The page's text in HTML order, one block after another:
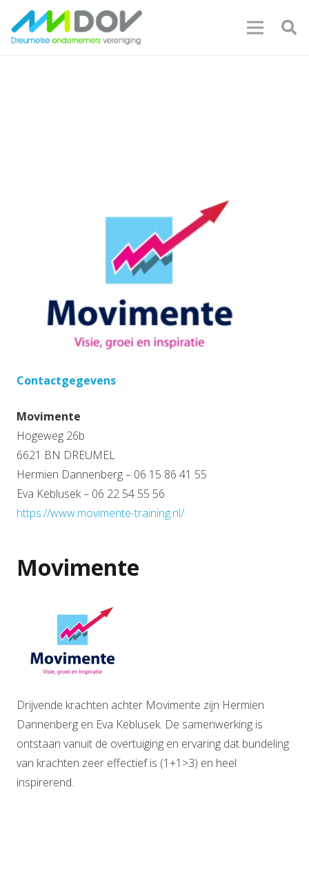
Contactgegevens
Movimente
Hogeweg 26b
6621 BN DREUMEL
Hermien Dannenberg – 06 15 86 41 55
Eva Keblusek – 06 22 54 55 56
https://www.movimente-training.nl/
Movimente
Drijvende krachten achter Movimente zijn Hermien
Dannenberg en Eva Keblusek. De samenwerking is
ontstaan vanuit de overtuiging en ervaring dat bundeling
van krachten zeer effectief is (1+1>3) en heel
inspirerend.